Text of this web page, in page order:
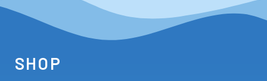
SHOP